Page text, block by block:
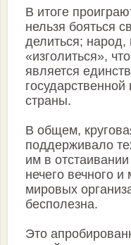
В итоге
нельзя бояться
делиться; народ,
«изголиться»,
является
страны.
В общем,
поддерживало
им в
нечего вечного
мировых
бесполезна.
Это